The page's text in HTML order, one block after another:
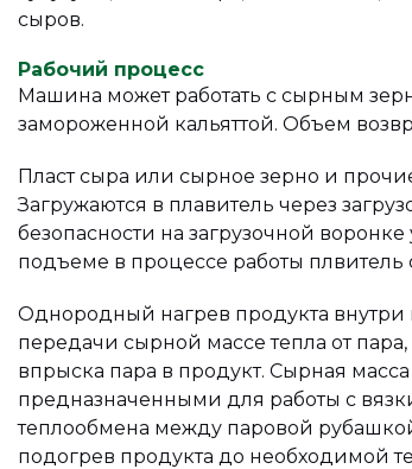
сыров.
Рабочий процесс
Машина может работать с сырным
замороженной кальяттой. Объем
Пласт сыра или сырное зерно и
Загружаются в плавитель через
безопасности на загрузочной
подъеме в процессе работы плвитель
Однородный нагрев продукта внутри
передачи сырной массе тепла от
впрыска пара в продукт. Сырная
предназначенными для работы с
теплообмена между паровой
подогрев продукта до необходимой